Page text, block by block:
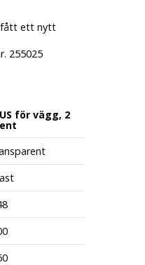
fått ett nytt
255025
för vägg, 2